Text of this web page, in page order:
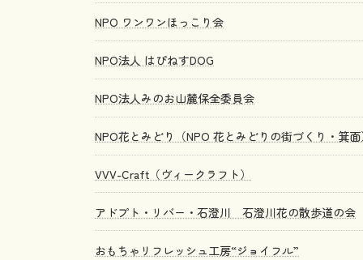
NPO ワンワンほっこり会
NPO法人 はぴねすDOG
NPO法人みのお山麓保全委員会
NPO花とみどり（NPO 花とみどりの街づくり・箕
VVV-Craft（ヴィークラフト）
アドプト・リバー・石澄川 石澄川花の散歩道の会
おもちゃリフレッシュ工房“ジョイフル”